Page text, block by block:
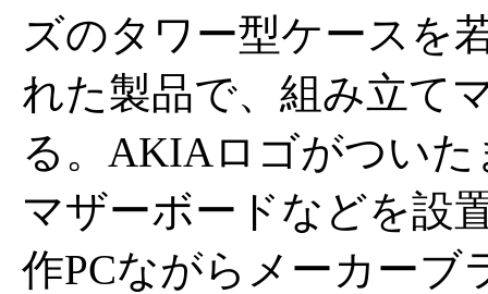
ズのタワー型ケースを
れた製品で、組み立て
る。AKIAロゴがつい
マザーボードなどを設
作PCながらメーカーブ